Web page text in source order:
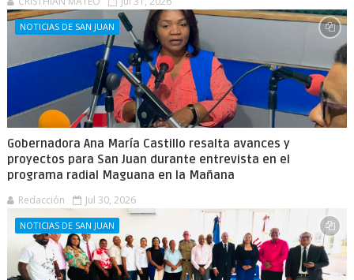
NOTICIAS DE SAN JUAN
Gobernadora Ana María Castillo resalta avances y
proyectos para San Juan durante entrevista en el
programa radial Maguana en la Mañana
Redacción Jul 30, 2026
NOTICIAS DE SAN JUAN